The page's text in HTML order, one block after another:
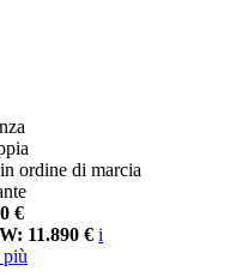
ordine di marcia
€
11.890 € i